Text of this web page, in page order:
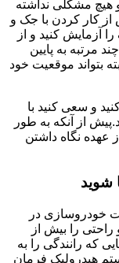
هیچ مشکلی نداشته
از کار کردن با جک و
آزمایش کنید و از
مرتبه به پایین
بتواند موقعیت خود
و سعی کنید با
از آنکه به طور
عهده نگاه داشتن
خودروسازی در
را بیش از
که رانندگی را به
هیدرولیک فرمان